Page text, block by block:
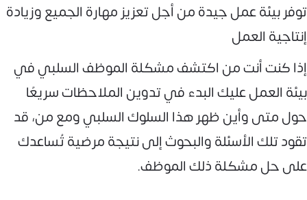
توفر بيئة عمل جيدة من أجل تعزيز مهارة الجميع وزيادة
إنتاجية العمل
إذا كنت أنت من اكتشف مشكلة الموظف السلبي في
بيئة العمل عليك البدء في تدوين الملاحظات سريعًا
حول متى وأين ظهر هذا السلوك السلبي ومع من، قد
تقود تلك الأسئلة والبحوث إلى نتيجة مرضية تُساعدك
على حل مشكلة ذلك الموظف.